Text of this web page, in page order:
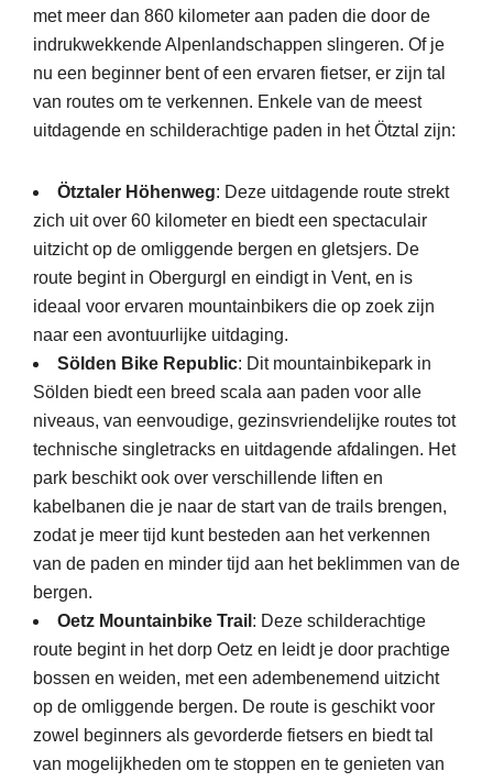
met meer dan 860 kilometer aan paden die door de
indrukwekkende Alpenlandschappen slingeren. Of je
nu een beginner bent of een ervaren fietser, er zijn tal
van routes om te verkennen. Enkele van de meest
uitdagende en schilderachtige paden in het Ötztal zijn:
Ötztaler Höhenweg: Deze uitdagende route strekt
zich uit over 60 kilometer en biedt een spectaculair
uitzicht op de omliggende bergen en gletsjers. De
route begint in Obergurgl en eindigt in Vent, en is
ideaal voor ervaren mountainbikers die op zoek zijn
naar een avontuurlijke uitdaging.
Sölden Bike Republic: Dit mountainbikepark in
Sölden biedt een breed scala aan paden voor alle
niveaus, van eenvoudige, gezinsvriendelijke routes tot
technische singletracks en uitdagende afdalingen. Het
park beschikt ook over verschillende liften en
kabelbanen die je naar de start van de trails brengen,
zodat je meer tijd kunt besteden aan het verkennen
van de paden en minder tijd aan het beklimmen van de
bergen.
Oetz Mountainbike Trail : Deze schilderachtige
route begint in het dorp Oetz en leidt je door prachtige
bossen en weiden, met een adembenemend uitzicht
op de omliggende bergen. De route is geschikt voor
zowel beginners als gevorderde fietsers en biedt tal
van mogelijkheden om te stoppen en te genieten van